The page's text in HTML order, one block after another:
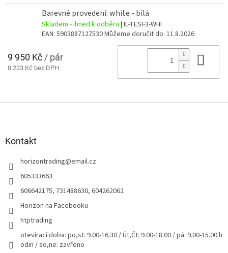
Barevné provedení: white - bílá
Skladem - ihned k odběru | IL-TESI-3-WHI
EAN: 5903887127530Můžeme doručit do: 11.8.2026
9 950 Kč/ pár
8 223 Kč bez DPH
Kontakt
horizontrading@email.cz
605333663
606642175, 731488630, 604262062
Horizon na Facebooku
htptrading
otevírací doba: po,st: 9.00-16.30 / Út,Čt: 9.00-18.00 / pá: 9.00-15.00 h
odin / so,ne: zavřeno